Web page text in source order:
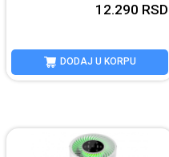
12.290 RSD
DODAJ U KORPU